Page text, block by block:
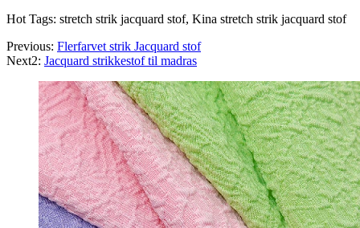
Hot Tags: stretch strik jacquard stof, Kina stretch strik jacquard stof
Previous: Flerfarvet strik Jacquard stof
Next2: Jacquard strikkestof til madras